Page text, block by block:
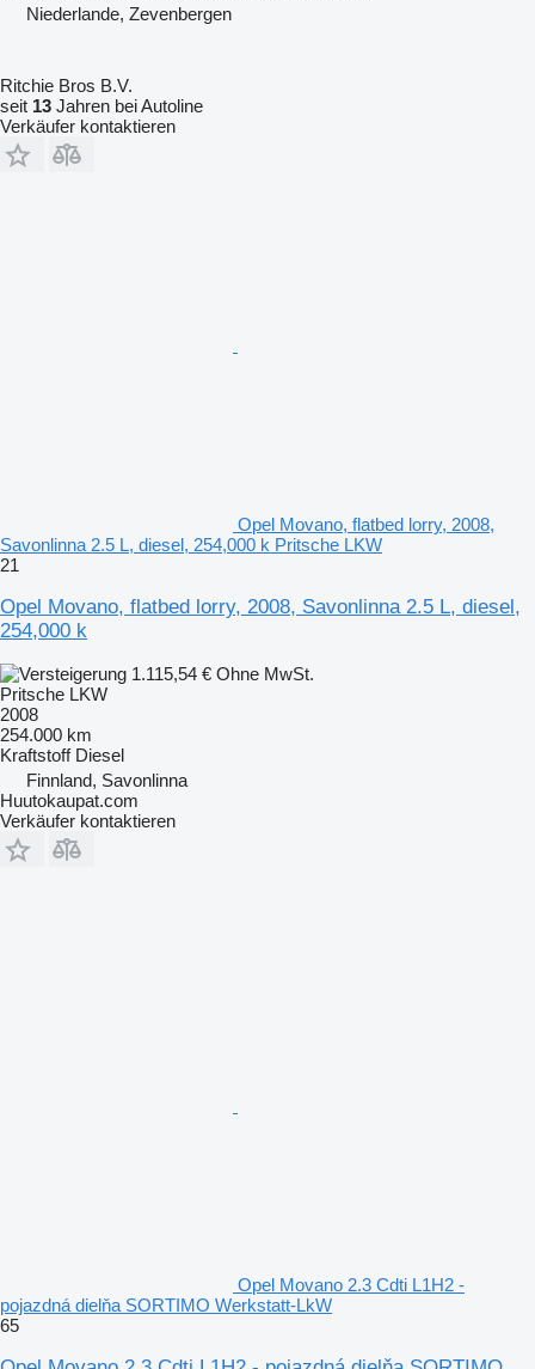
Niederlande, Zevenbergen
Ritchie Bros B.V.
seit 13 Jahren bei Autoline
Verkäufer kontaktieren
Opel Movano, flatbed lorry, 2008,
Savonlinna 2.5 L, diesel, 254,000 k Pritsche LKW
21
Opel Movano, flatbed lorry, 2008, Savonlinna 2.5 L, diesel,
254,000 k
1.115,54 € Ohne MwSt.
Pritsche LKW
2008
254.000 km
Kraftstoff Diesel
Finnland, Savonlinna
Huutokaupat.com
Verkäufer kontaktieren
Opel Movano 2.3 Cdti L1H2 -
pojazdná dielňa SORTIMO Werkstatt-LkW
65